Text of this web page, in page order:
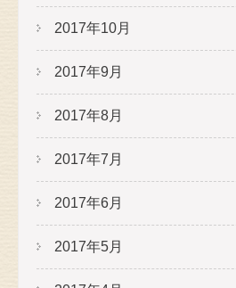
2017年10月
2017年9月
2017年8月
2017年7月
2017年6月
2017年5月